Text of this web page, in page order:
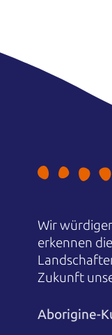
Wir
erkennen
Zukunft
Aborigine-